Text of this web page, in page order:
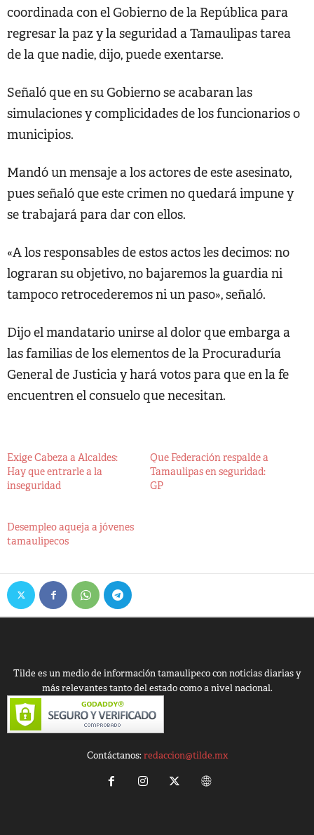
coordinada con el Gobierno de la República para
regresar la paz y la seguridad a Tamaulipas tarea
de la que nadie, dijo, puede exentarse.
Señaló que en su Gobierno se acabaran las
simulaciones y complicidades de los funcionarios o
municipios.
Mandó un mensaje a los actores de este asesinato,
pues señaló que este crimen no quedará impune y
se trabajará para dar con ellos.
«A los responsables de estos actos les decimos: no
lograran su objetivo, no bajaremos la guardia ni
tampoco retrocederemos ni un paso», señaló.
Dijo el mandatario unirse al dolor que embarga a
las familias de los elementos de la Procuraduría
General de Justicia y hará votos para que en la fe
encuentren el consuelo que necesitan.
Exige Cabeza a Alcaldes:
Hay que entrarle a la
inseguridad
Que Federación respalde a
Tamaulipas en seguridad:
GP
Desempleo aqueja a jóvenes
tamaulipecos
Tilde es un medio de información tamaulipeco con noticias diarias y
más relevantes tanto del estado como a nivel nacional.
Contáctanos:redaccion@tilde.mx